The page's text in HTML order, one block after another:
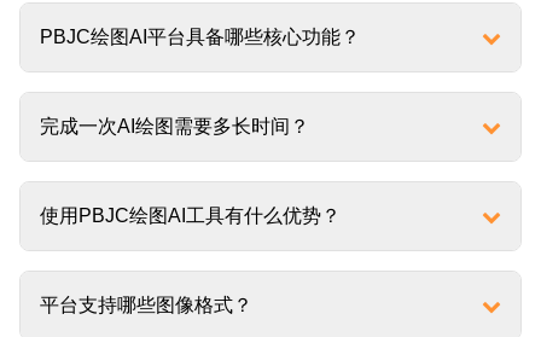
PBJC绘图AI平台具备哪些核心功能？
完成一次AI绘图需要多长时间？
使用PBJC绘图AI工具有什么优势？
平台支持哪些图像格式？